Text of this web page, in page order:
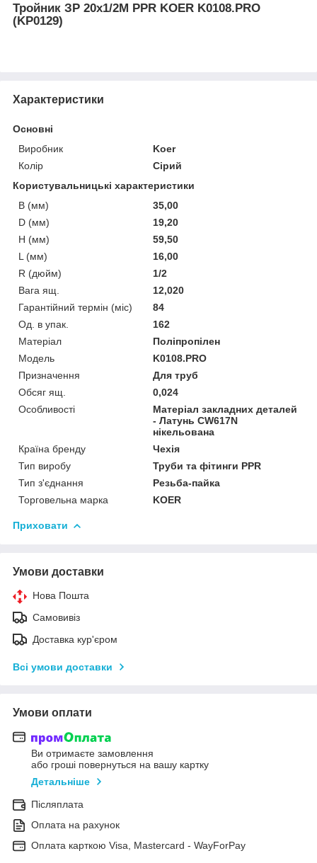
Тройник ЗР 20x1/2M PPR KOER K0108.PRO
(KP0129)
Характеристики
Основні
Виробник
Koer
Колір
Сірий
Користувальницькі характеристики
B (мм)
35,00
D (мм)
19,20
H (мм)
59,50
L (мм)
16,00
R (дюйм)
1/2
Вага ящ.
12,020
Гарантійний термін (міс)
84
Од. в упак.
162
Матеріал
Поліпропілен
Мoдель
K0108.PRO
Призначення
Для труб
Обсяг ящ.
0,024
Особливості
Матеріал закладних деталей
- Латунь CW617N
нікельована
Країна бренду
Чехія
Тип виробу
Труби та фітинги PPR
Тип з'єднання
Резьба-пайка
Торговельна марка
KOER
Приховати
Умови доставки
Нова Пошта
Самовивіз
Доставка кур'єром
Всі умови доставки
Умови оплати
Ви отримаєте замовлення
або гроші повернуться на вашу картку
Детальніше
Післяплата
Оплата на рахунок
Оплата карткою Visa, Mastercard - WayForPay